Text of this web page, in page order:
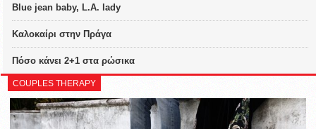
Blue jean baby, L.A. lady
Καλοκαίρι στην Πράγα
Πόσο κάνει 2+1 στα ρώσικα
COUPLES THERAPY